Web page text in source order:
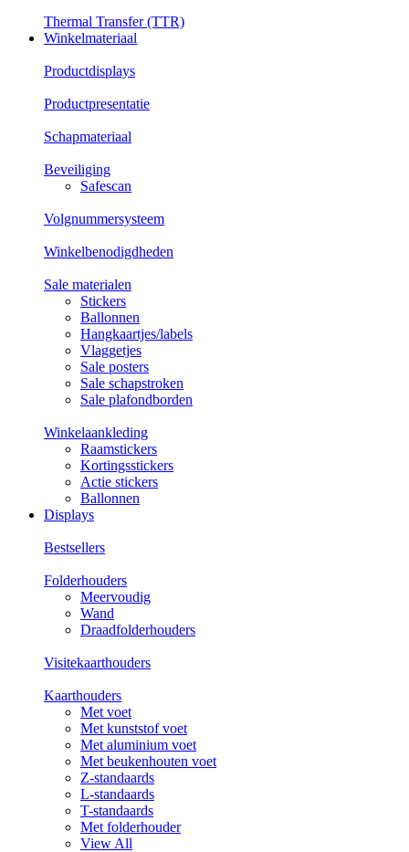
Thermal Transfer (TTR)
Winkelmateriaal
Productdisplays
Productpresentatie
Schapmateriaal
Beveiliging
Safescan
Volgnummersysteem
Winkelbenodigdheden
Sale materialen
Stickers
Ballonnen
Hangkaartjes/labels
Vlaggetjes
Sale posters
Sale schapstroken
Sale plafondborden
Winkelaankleding
Raamstickers
Kortingsstickers
Actie stickers
Ballonnen
Displays
Bestsellers
Folderhouders
Meervoudig
Wand
Draadfolderhouders
Visitekaarthouders
Kaarthouders
Met voet
Met kunststof voet
Met aluminium voet
Met beukenhouten voet
Z-standaards
L-standaards
T-standaards
Met folderhouder
View All